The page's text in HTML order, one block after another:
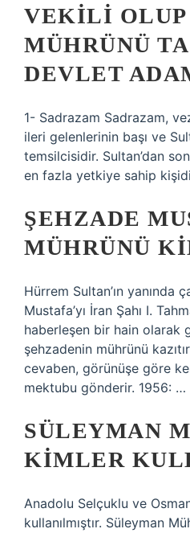
VEKILI OLUP
MÜHRÜNÜ
DEVLET
1- Sadrazam Sadrazam,
ileri gelenlerinin başı ve
temsilcisidir. Sultan’dan
en fazla yetkiye sahip
ŞEHZADE
MÜHRÜNÜ
Hürrem Sultan’ın yanında
Mustafa’yı İran Şahı I.
haberleşen bir hain olarak
şehzadenin mührünü
cevaben, görünüşe göre
mektubu gönderir. 1956: …
SÜLEYMAN
KIMLER
Anadolu Selçuklu ve
kullanılmıştır. Süleyman